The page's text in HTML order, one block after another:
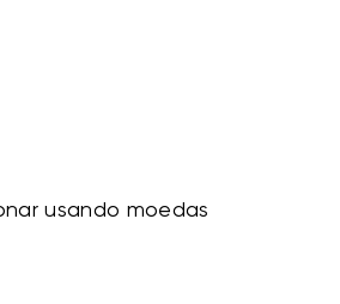
usando moedas